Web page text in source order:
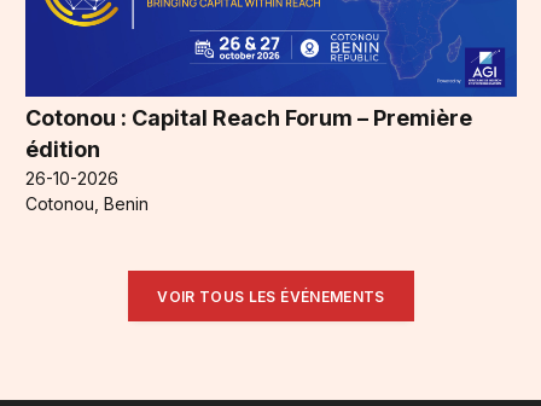
Cotonou : Capital Reach Forum – Première
édition
26-10-2026
Cotonou, Benin
VOIR TOUS LES ÉVÉNEMENTS